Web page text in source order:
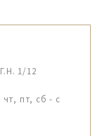
1/12
чт, пт, сб - с